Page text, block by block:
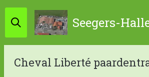
Ga
direct
naar
hoofdinhoud
Cheval Liberté